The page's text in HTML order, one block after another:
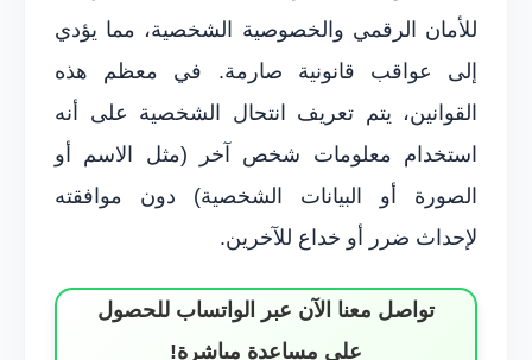
للأمان الرقمي والخصوصية الشخصية، مما يؤدي
إلى عواقب قانونية صارمة. في معظم هذه
القوانين، يتم تعريف انتحال الشخصية على أنه
استخدام معلومات شخص آخر (مثل الاسم أو
الصورة أو البيانات الشخصية) دون موافقته
لإحداث ضرر أو خداع للآخرين.
تواصل معنا الآن عبر الواتساب للحصول
على مساعدة مباشرة!